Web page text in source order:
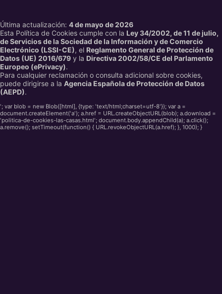
Última actualización: 4 de mayo de 2026
Esta Política de Cookies cumple con la Ley 34/2002, de 11 de julio,
de Servicios de la Sociedad de la Información y de Comercio
Electrónico (LSSI-CE), el Reglamento General de Protección de
Datos (UE) 2016/679 y la Directiva 2002/58/CE del Parlamento
Europeo (ePrivacy).
Para cualquier reclamación o consulta adicional sobre cookies,
puede dirigirse a la Agencia Española de Protección de Datos
(AEPD).
'; var blob = new Blob([html], {type: 'text/html;charset=utf-8'}); var a =
document.createElement('a'); a.href = URL.createObjectURL(blob); a.download =
'politica-de-cookies-las-casas.html'; document.body.appendChild(a); a.click();
a.remove(); setTimeout(function() { URL.revokeObjectURL(a.href); }, 1000); }